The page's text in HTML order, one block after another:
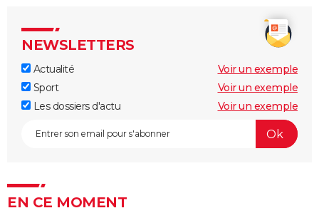
NEWSLETTERS
Actualité
Voir un exemple
Sport
Voir un exemple
Les dossiers d'actu
Voir un exemple
EN CE MOMENT